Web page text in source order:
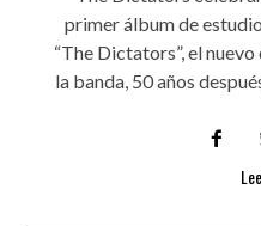
primer álbum de
“The Dictators”, el
la banda, 50 años